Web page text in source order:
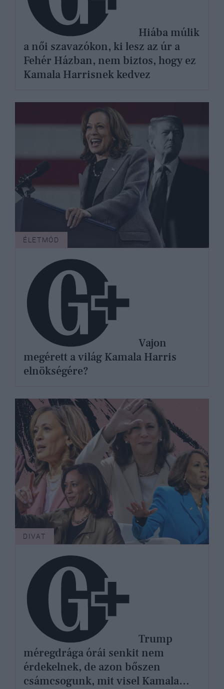
a női szavazókon, ki lesz az úr a
Fehér Házban, nem biztos, hogy ez
Kamala Harrisnek kedvez
ÉLETMÓD
megérett a világ Kamala Harris
elnökségére?
DIVAT
méregdrága órái senkit nem
érdekelnek, de azon bőszen
csámcsogunk, mit visel Kamala